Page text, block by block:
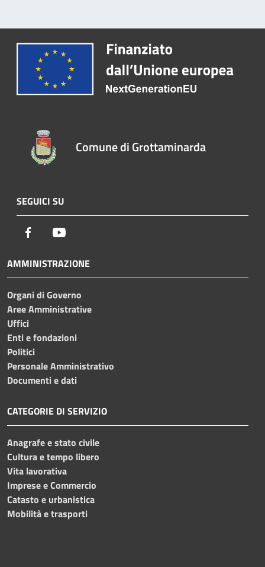
Comune di Grottaminarda
SEGUICI SU
Facebook
AMMINISTRAZIONE
Organi di Governo
Aree Amministrative
Uffici
Enti e fondazioni
Politici
Personale Amministrativo
Documenti e dati
CATEGORIE DI SERVIZIO
Anagrafe e stato civile
Cultura e tempo libero
Vita lavorativa
Imprese e Commercio
Catasto e urbanistica
Mobilità e trasporti